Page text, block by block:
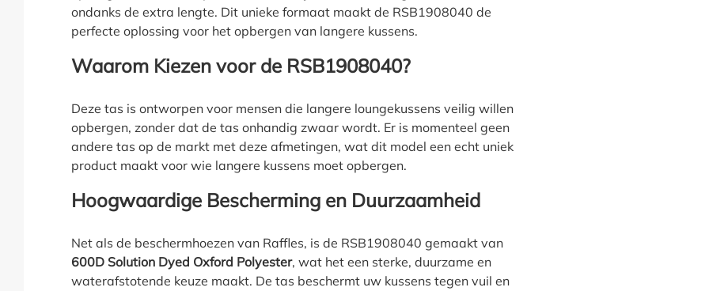
ondanks de extra lengte. Dit unieke formaat maakt de RSB1908040 de
perfecte oplossing voor het opbergen van langere kussens.
Waarom Kiezen voor de RSB1908040?
Deze tas is ontworpen voor mensen die langere loungekussens veilig willen
opbergen, zonder dat de tas onhandig zwaar wordt. Er is momenteel geen
andere tas op de markt met deze afmetingen, wat dit model een echt uniek
product maakt voor wie langere kussens moet opbergen.
Hoogwaardige Bescherming en Duurzaamheid
Net als de beschermhoezen van Raffles, is de RSB1908040 gemaakt van
600D Solution Dyed Oxford Polyester, wat het een sterke, duurzame en
waterafstotende keuze maakt. De tas beschermt uw kussens tegen vuil en